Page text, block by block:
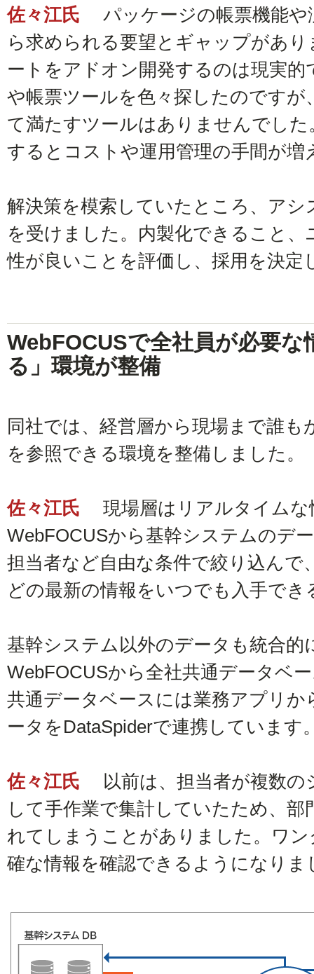
佐々江氏
パッケージの帳票機能や
ら求められる要望とギャップがあ
ートをアドオン開発するのは現実
や帳票ツールを色々探したのです
て満たすツールはありませんでし
するとコストや運用管理の手間が増
解決策を模索していたところ、アシ
を受けました。内製化できること
性が良いことを評価し、採用を決定
WebFOCUSで全社員が必要
る」環境が整備
同社では、経営層から現場まで誰も
を参照できる環境を整備しました。
佐々江氏
現場層はリアルタイム
WebFOCUSから基幹システムのデ
担当者など自由な条件で絞り込んで
どの最新の情報をいつでも入手で
基幹システム以外のデータも統合的
WebFOCUSから全社共通データベ
共通データベースには業務アプリ
ータをDataSpiderで連携しています
佐々江氏
以前は、担当者が複数の
して手作業で集計していたため、
れてしまうことがありました。ワ
確な情報を確認できるようになりま